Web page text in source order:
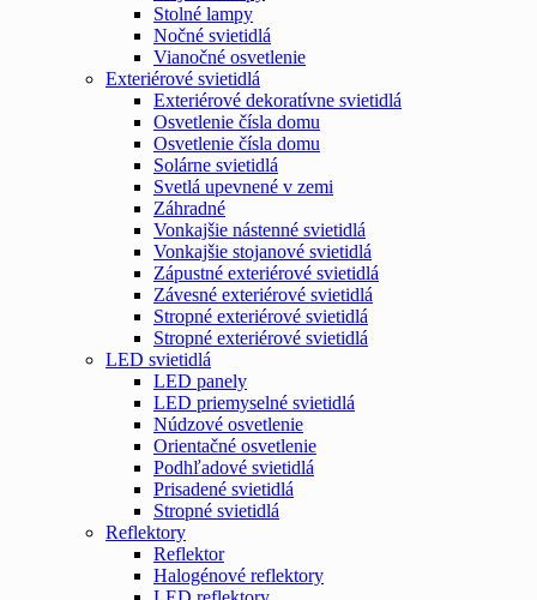
Stolné lampy
Nočné svietidlá
Vianočné osvetlenie
Exteriérové svietidlá
Exteriérové dekoratívne svietidlá
Osvetlenie čísla domu
Osvetlenie čísla domu
Solárne svietidlá
Svetlá upevnené v zemi
Záhradné
Vonkajšie nástenné svietidlá
Vonkajšie stojanové svietidlá
Zápustné exteriérové svietidlá
Závesné exteriérové svietidlá
Stropné exteriérové svietidlá
Stropné exteriérové svietidlá
LED svietidlá
LED panely
LED priemyselné svietidlá
Núdzové osvetlenie
Orientačné osvetlenie
Podhľadové svietidlá
Prisadené svietidlá
Stropné svietidlá
Reflektory
Reflektor
Halogénové reflektory